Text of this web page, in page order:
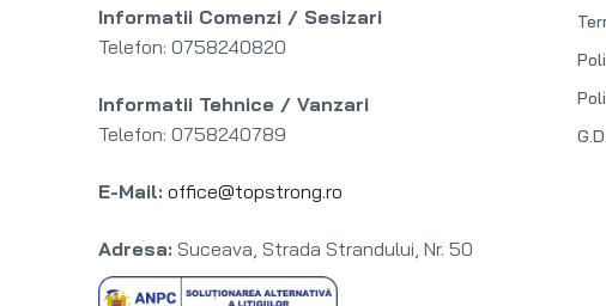
Informatii Comenzi / Sesizari
Telefon: 0758240820
Informatii Tehnice / Vanzari
Telefon: 0758240789
E-Mail: office@topstrong.ro
Adresa: Suceava, Strada Strandului, Nr. 50